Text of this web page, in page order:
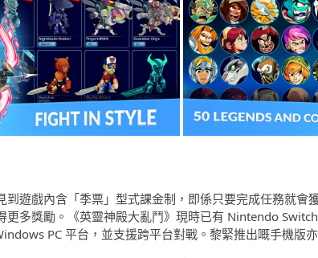
到遊戲內含「季票」型式課金制，即係只要完成任務就會
更多獎勵。《英靈神殿大亂鬥》現時已有 Nintendo
PC 平台，並支援跨平台對戰。黎緊推出嘅手機版